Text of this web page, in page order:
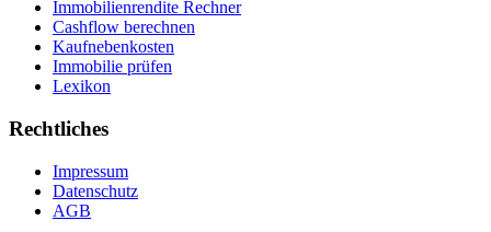
Immobilienrendite Rechner
Cashflow berechnen
Kaufnebenkosten
Immobilie prüfen
Lexikon
Rechtliches
Impressum
Datenschutz
AGB